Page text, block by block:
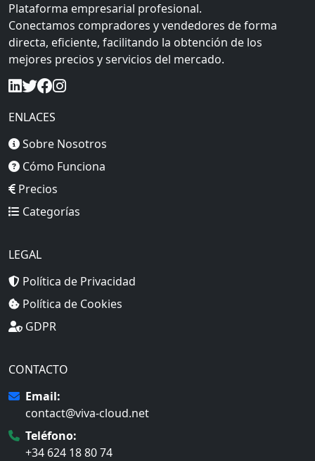
Plataforma empresarial profesional.
Conectamos compradores y vendedores de forma
directa, eficiente, facilitando la obtención de los
mejores precios y servicios del mercado.
ENLACES
Sobre Nosotros
Cómo Funciona
Precios
Categorías
LEGAL
Política de Privacidad
Política de Cookies
GDPR
CONTACTO
Email:
contact@viva-cloud.net
Teléfono:
+34 624 18 80 74